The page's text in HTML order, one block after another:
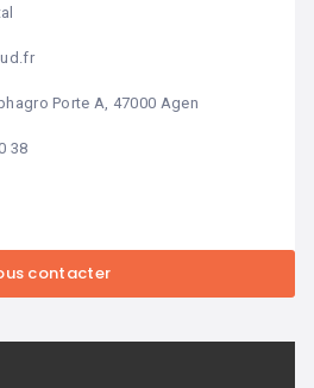
Porte A, 47000 Agen
38